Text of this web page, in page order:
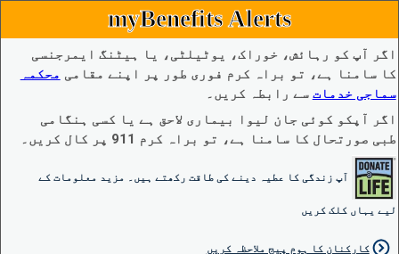
myBenefits Alerts
اگر آپ کو رہائش، خوراک، یوٹیلٹی، یا ہیٹنگ ایمرجنسی
کا سامنا ہے، تو براہ کرم فوری طور پر اپنے مقامی محکمہ
سماجی خدمات سے رابطہ کریں۔
اگر آپکو کوئی جان لیوا بیماری لاحق ہے یا کسی ہنگامی
طبی صورتحال کا سامنا ہے، تو براہ کرم 911 پر کال کریں۔
آپ زندگی کا عطیہ دینے کی طاقت رکھتے ہیں۔ مزید معلومات کے
لیے یہاں کلک کریں
کارکنان کا ہوم پیج ملاحظہ کریں